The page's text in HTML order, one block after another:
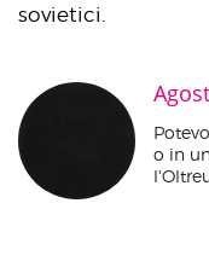
sovietici.
o in